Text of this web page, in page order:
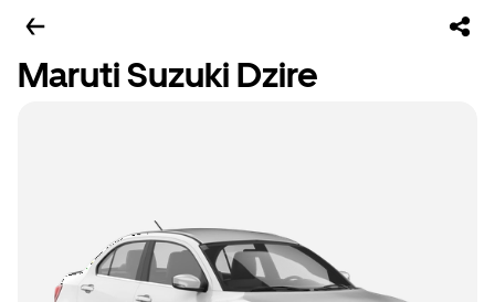
Maruti Suzuki Dzire